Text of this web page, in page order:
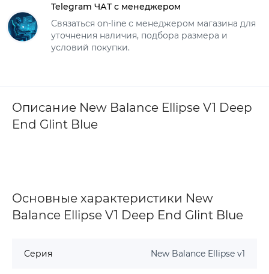
Telegram ЧАТ с менеджером
Связаться on-line с менеджером магазина для
уточнения наличия, подбора размера и
условий покупки.
Описание New Balance Ellipse V1 Deep
End Glint Blue
Основные характеристики New
Balance Ellipse V1 Deep End Glint Blue
Серия New Balance Ellipse v1